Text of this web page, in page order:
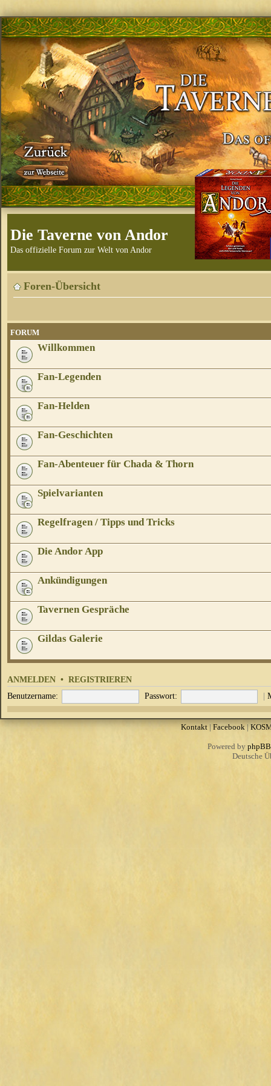
Die Taverne von Andor
Das offizielle Forum zur Welt von Andor
Foren-Übersicht
FORUM
Willkommen
Fan-Legenden
Fan-Helden
Fan-Geschichten
Fan-Abenteuer für Chada & Thorn
Spielvarianten
Regelfragen / Tipps und Tricks
Die Andor App
Ankündigungen
Tavernen Gespräche
Gildas Galerie
ANMELDEN • REGISTRIEREN
Benutzername: Passwort: |
Kontakt| Facebook|
Powered by phpBB
Deutsche